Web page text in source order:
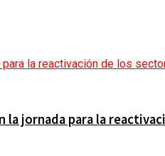
la jornada para la